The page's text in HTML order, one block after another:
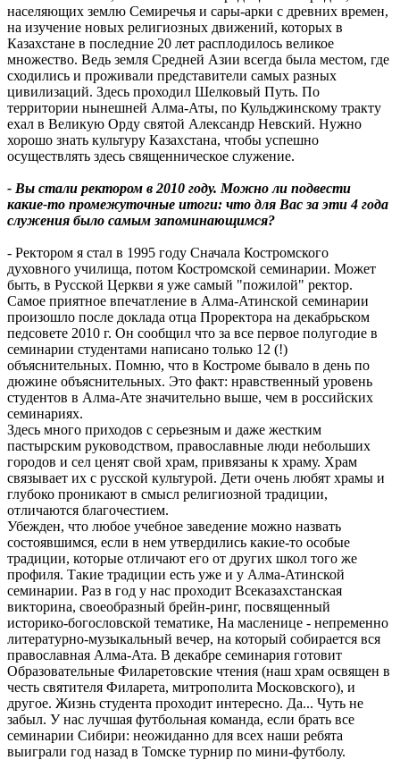
населяющих землю Семиречья и сары-арки с древних времен,
на изучение новых религиозных движений, которых в
Казахстане в последние 20 лет расплодилось великое
множество. Ведь земля Средней Азии всегда была местом, где
сходились и проживали представители самых разных
цивилизаций. Здесь проходил Шелковый Путь. По
территории нынешней Алма-Аты, по Кульджинскому тракту
ехал в Великую Орду святой Александр Невский. Нужно
хорошо знать культуру Казахстана, чтобы успешно
осуществлять здесь священническое служение.
- Вы стали ректором в 2010 году. Можно ли подвести
какие-то промежуточные итоги: что для Вас за эти 4 года
служения было самым запоминающимся?
- Ректором я стал в 1995 году Сначала Костромского
духовного училища, потом Костромской семинарии. Может
быть, в Русской Церкви я уже самый "пожилой" ректор.
Самое приятное впечатление в Алма-Атинской семинарии
произошло после доклада отца Проректора на декабрьском
педсовете 2010 г. Он сообщил что за все первое полугодие в
семинарии студентами написано только 12 (!)
объяснительных. Помню, что в Костроме бывало в день по
дюжине объяснительных. Это факт: нравственный уровень
студентов в Алма-Ате значительно выше, чем в российских
семинариях.
Здесь много приходов с серьезным и даже жестким
пастырским руководством, православные люди небольших
городов и сел ценят свой храм, привязаны к храму. Храм
связывает их с русской культурой. Дети очень любят храмы и
глубоко проникают в смысл религиозной традиции,
отличаются благочестием.
Убежден, что любое учебное заведение можно назвать
состоявшимся, если в нем утвердились какие-то особые
традиции, которые отличают его от других школ того же
профиля. Такие традиции есть уже и у Алма-Атинской
семинарии. Раз в год у нас проходит Всеказахстанская
викторина, своеобразный брейн-ринг, посвященный
историко-богословской тематике, На масленице - непременно
литературно-музыкальный вечер, на который собирается вся
православная Алма-Ата. В декабре семинария готовит
Образовательные Филаретовские чтения (наш храм освящен в
честь святителя Филарета, митрополита Московского), и
другое. Жизнь студента проходит интересно. Да... Чуть не
забыл. У нас лучшая футбольная команда, если брать все
семинарии Сибири: неожиданно для всех наши ребята
выиграли год назад в Томске турнир по мини-футболу.